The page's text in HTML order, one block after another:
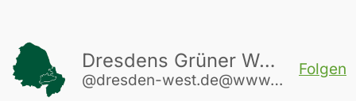
Dresdens Grüner Westen
@dresden-west.de@www.dresden-west.de
Folgen